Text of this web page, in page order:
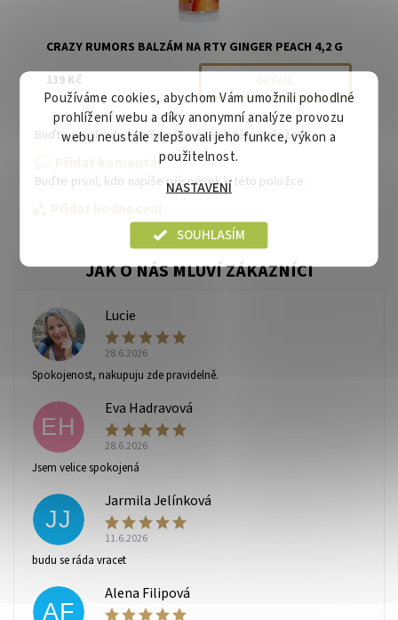
CRAZY RUMORS BALZÁM NA RTY GINGER PEACH 4,2 G
139 Kč
Buďte první, kdo napíše příspěvek k této položce.
Přidat komentář
Buďte první, kdo napíše příspěvek k této položce.
Vaše osobní údaje budou zpracovány dle
ochrany osobních údajů
L
Lucie
28.6.2026
Spokojenost, nakupuju zde pravidelně.
EH
Eva Hadravová
28.6.2026
Jsem velice spokojená
JJ
Jarmila Jelínková
11.6.2026
budu se ráda vracet
AF
Alena Filipová
Používáme cookies, abychom Vám umožnili pohodlné
prohlížení webu a díky anonymní analýze provozu
webu neustále zlepšovali jeho funkce, výkon a
použitelnost.
NASTAVENÍ
SOUHLASÍM